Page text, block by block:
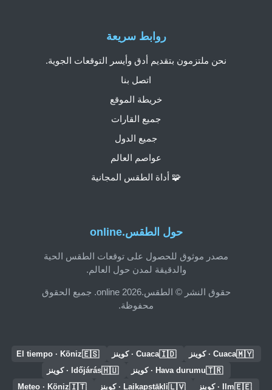
حول الطقس.online
مصدر موثوق للحصول على توقعات الطقس الحية
والدقيقة لمدن حول العالم.
حقوق النشر © الطقس.online 2026. جميع الحقوق
محفوظة.
روابط سريعة
نحن ملتزمون بتقديم أدق وأيسر التوقعات الجوية.
اتصل بنا
خريطة الموقع
جميع القارات
جميع الدول
عواصم العالم
🧩 أداة الطقس المجانية
🇲🇾Cuaca · كوينز 🇮🇩Cuaca · كوينز 🇪🇸
El tiempo · Köniz
🇹🇷Hava durumu · كوينز 🇭🇺Időjárás · كوينز
🇪🇪Ilm · كوينز 🇱🇻Laikapstākļi · كوينز 🇮🇹
Meteo · Köniz